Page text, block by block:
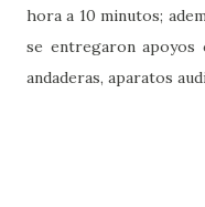
hora a 10 minutos;
se entregaron apoyos
andaderas, aparatos